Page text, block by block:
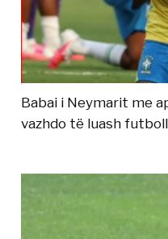
Babai i Neymarit me
vazhdo të luash futboll